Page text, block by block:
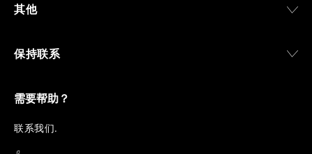
其他
保持联系
需要帮助？
联系我们.